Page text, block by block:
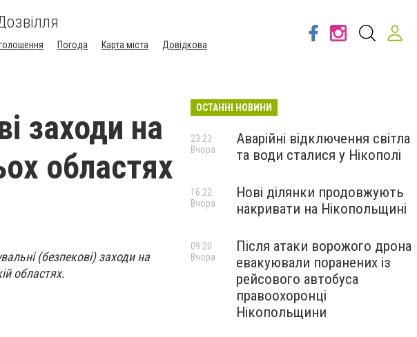
Погода Карта міста Довідкова
заходи на
областях
(безпекові) заходи на
областях.
ОСТАННІ НОВИНИ
Аварійні відключення світла
та води сталися у Нікополі
23:23
Вчора
Нові ділянки продовжують
накривати на Нікопольщині
16:22
Вчора
Після атаки ворожого дрона
евакуювали поранених із
рейсового автобуса
правоохоронці
Нікопольщини
09:20
Вчора